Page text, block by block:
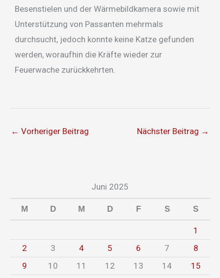
Besenstielen und der Wärmebildkamera sowie mit
Unterstützung von Passanten mehrmals
durchsucht, jedoch konnte keine Katze gefunden
werden, woraufhin die Kräfte wieder zur
Feuerwache zurückkehrten.
← Vorheriger Beitrag Nächster Beitrag →
Juni 2025
M D M D F S S
1
2
3 4 5 6 7
8
9
10 11 12 13 14
15